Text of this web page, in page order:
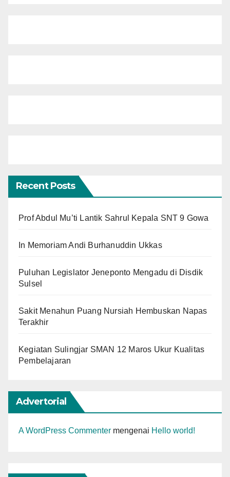
Recent Posts
Prof Abdul Mu’ti Lantik Sahrul Kepala SNT 9 Gowa
In Memoriam Andi Burhanuddin Ukkas
Puluhan Legislator Jeneponto Mengadu di Disdik
Sulsel
Sakit Menahun Puang Nursiah Hembuskan Napas
Terakhir
Kegiatan Sulingjar SMAN 12 Maros Ukur Kualitas
Pembelajaran
Advertorial
A WordPress Commenter mengenai Hello world!